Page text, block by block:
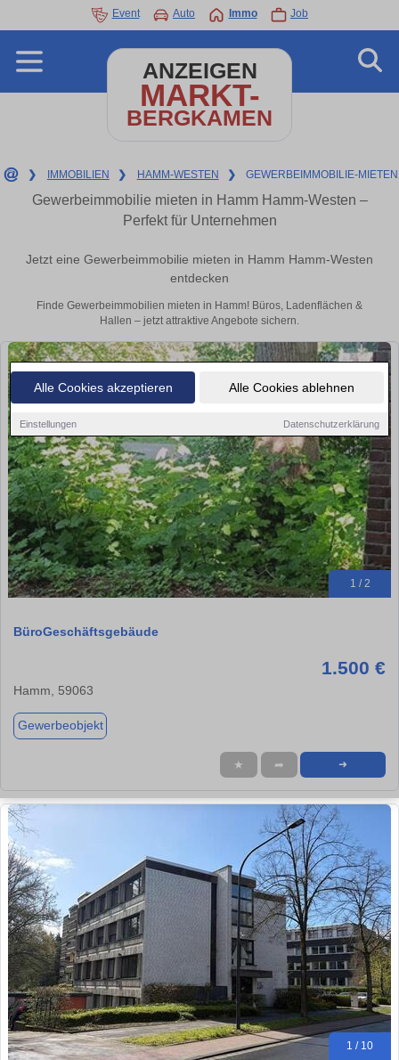
Alle Cookies akzeptieren Alle Cookies ablehnen
Einstellungen Datenschutzerklärung
Event Auto Immo Job
ANZEIGEN
MARKT-
BERGKAMEN
❯ IMMOBILIEN ❯ HAMM-WESTEN ❯ GEWERBEIMMOBILIE-MIETEN
Gewerbeimmobilie mieten in Hamm Hamm-Westen –
Perfekt für Unternehmen
Jetzt eine Gewerbeimmobilie mieten in Hamm Hamm-Westen
entdecken
Finde Gewerbeimmobilien mieten in Hamm! Büros, Ladenflächen &
Hallen – jetzt attraktive Angebote sichern.
1 / 2
BüroGeschäftsgebäude
1.500 €
Hamm, 59063
Gewerbeobjekt
★ ➦ ➜
1 / 10